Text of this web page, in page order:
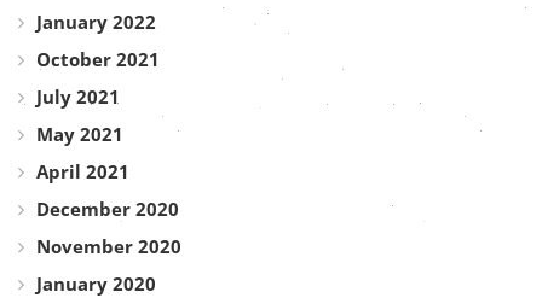
January 2022
October 2021
July 2021
May 2021
April 2021
December 2020
November 2020
January 2020